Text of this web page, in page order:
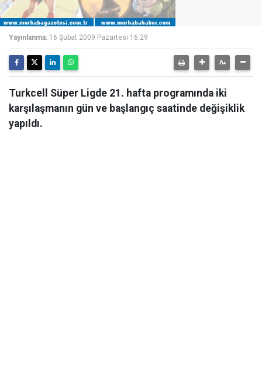
Yayınlanma: 16 Şubat 2009 Pazartesi 16:29
Turkcell Süper Ligde 21. hafta programında iki
karşılaşmanın gün ve başlangıç saatinde değişiklik
yapıldı.